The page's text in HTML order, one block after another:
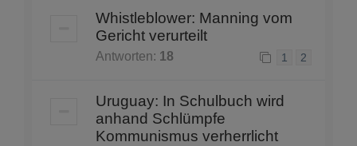
Whistleblower: Manning vom
Gericht verurteilt
Antworten: 18 1 2
Uruguay: In Schulbuch wird
anhand Schlümpfe
Kommunismus verherrlicht